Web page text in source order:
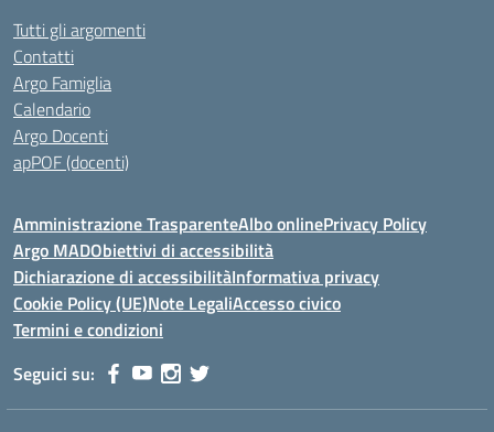
Tutti gli argomenti
Contatti
Argo Famiglia
Calendario
Argo Docenti
apPOF (docenti)
Amministrazione TrasparenteAlbo onlinePrivacy Policy
Argo MADObiettivi di accessibilità
Dichiarazione di accessibilitàInformativa privacy
Cookie Policy (UE)Note LegaliAccesso civico
Termini e condizioni
Seguici su: